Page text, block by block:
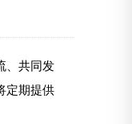
、共同发
定期提供